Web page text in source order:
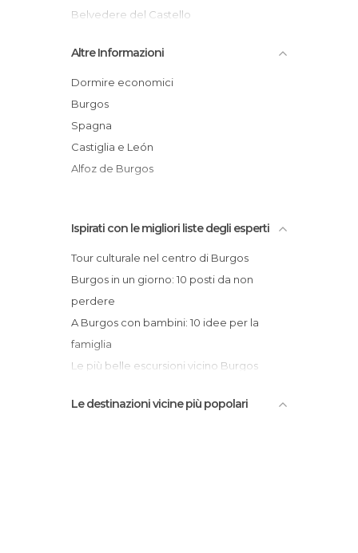
Sala Concerti a Burgos
Stazioni Ferroviarie a Burgos
Teatri a Burgos
Belvedere del Castello
Castillo de Burgos
Plaza Mayor
Statua del Cid a Burgos
Tu Detalle
Casa Quintanilla
Altre Informazioni
Dormire economici
Burgos
Spagna
Castiglia e León
Alfoz de Burgos
Ispirati con le migliori liste degli esperti
Tour culturale nel centro di Burgos
Burgos in un giorno: 10 posti da non
perdere
A Burgos con bambini: 10 idee per la
famiglia
Le più belle escursioni vicino Burgos
Le destinazioni vicine più popolari